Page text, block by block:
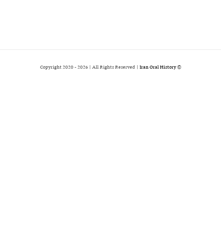
© Copyright 2020 -
2026 | All Rights Reserved | Iran Oral History